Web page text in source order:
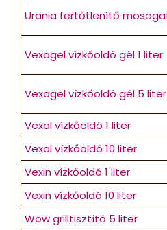
Urania fertőtlenítő
Vexagel vízkőoldó gél 1 liter
Vexagel vízkőoldó gél 5 liter
Vexal vízkőoldó 1 liter
Vexal vízkőoldó 10 liter
Vexin vízkőoldó 1 liter
Vexin vízkőoldó 10 liter
Wow grilltisztító 5 liter